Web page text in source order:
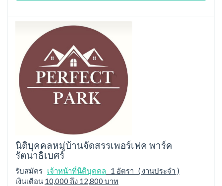
นิติบุคคลหมู่บ้านจัดสรรเพอร์เฟค พาร์ค
รัตนาธิเบศร์
รับสมัคร เจ้าหน้าที่นิติบุคคล 1 อัตรา ( งานประจำ )
เงินเดือน 10,000 ถึง 12,800 บาท